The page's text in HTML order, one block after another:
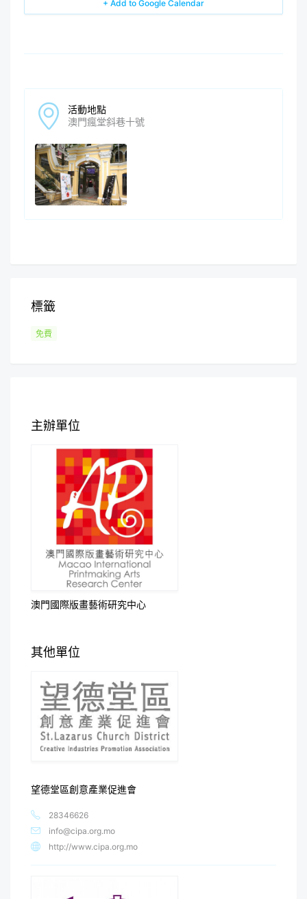
+ Add to Google Calendar
活動地點
澳門瘋堂斜巷十號
標籤
免費
主辦單位
澳門國際版畫藝術研究中心
其他單位
望德堂區創意產業促進會
28346626
info@cipa.org.mo
http://www.cipa.org.mo